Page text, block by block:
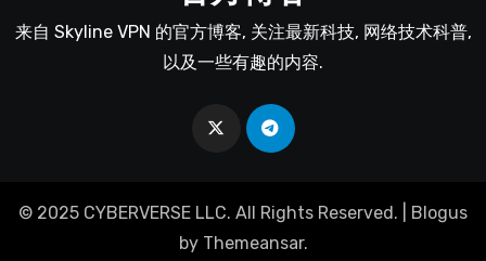
来自 Skyline VPN 的官方博客, 关注最新科技, 网络技术科普,
以及一些有趣的内容.
© 2025 CYBERVERSE LLC. All Rights Reserved.
Blogus
by Themeansar.